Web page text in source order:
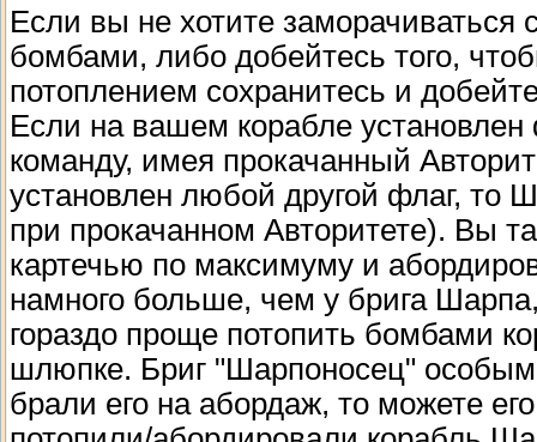
Если вы не хотите
бомбами, либо добейтесь того,
потоплением сохранитесь и
Если на вашем корабле
команду, имея прокачанный
установлен любой другой флаг, то
при прокачанном Авторитете). Вы
картечью по максимуму и
намного больше, чем у брига
гораздо проще потопить бомбами
шлюпке. Бриг "Шарпоносец"
брали его на абордаж, то можете